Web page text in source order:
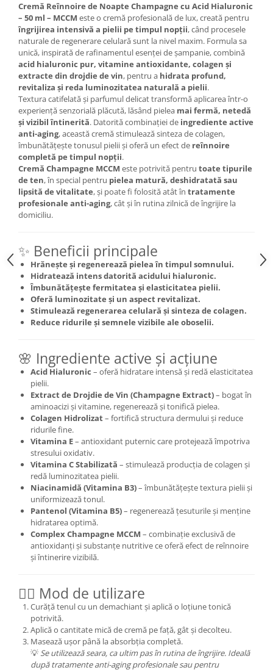
Cremă Reînnoire de Noapte Champagne cu Acid Hialuronic
– 50 ml – MCCM este o cremă profesională de lux, creată pentru
îngrijirea intensivă a pielii pe timpul nopții, când procesele
naturale de regenerare celulară sunt la nivel maxim. Formula sa
unică, inspirată de rafinamentul esenței de șampanie, combină
acid hialuronic pur, vitamine antioxidante, colagen și
extracte din drojdie de vin, pentru a hidrata profund,
revitaliza și reda luminozitatea naturală a pielii.
Textura catifelată și parfumul delicat transformă aplicarea într-o
experiență senzorială plăcută, lăsând pielea mai fermă, netedă
și vizibil întinerită. Datorită combinației de ingrediente active
anti-aging, această cremă stimulează sinteza de colagen,
îmbunătățește tonusul pielii și oferă un efect de reînnoire
completă pe timpul nopții.
Cremă Champagne MCCM este potrivită pentru toate tipurile
de ten, în special pentru pielea matură, deshidratată sau
lipsită de vitalitate, și poate fi folosită atât în tratamente
profesionale anti-aging, cât și în rutina zilnică de îngrijire la
domiciliu.
✨ Beneficii principale
Hrănește și regenerează pielea în timpul somnului.
Hidratează intens datorită acidului hialuronic.
Îmbunătățește fermitatea și elasticitatea pielii.
Oferă luminozitate și un aspect revitalizat.
Stimulează regenerarea celulară și sinteza de colagen.
Reduce ridurile și semnele vizibile ale oboselii.
🌸 Ingrediente active și acțiune
Acid Hialuronic – oferă hidratare intensă și redă elasticitatea
pielii.
Extract de Drojdie de Vin (Champagne Extract)– bogat în
aminoacizi și vitamine, regenerează și tonifică pielea.
Colagen Hidrolizat– fortifică structura dermului și reduce
ridurile fine.
Vitamina E– antioxidant puternic care protejează împotriva
stresului oxidativ.
Vitamina C Stabilizată – stimulează producția de colagen și
redă luminozitatea pielii.
Niacinamidă (Vitamina B3)– îmbunătățește textura pielii și
uniformizează tonul.
Pantenol (Vitamina B5)– regenerează țesuturile și menține
hidratarea optimă.
Complex Champagne MCCM – combinație exclusivă de
antioxidanți și substanțe nutritive ce oferă efect de reînnoire
și întinerire vizibilă.
💆‍♀️ Mod de utilizare
Curăță tenul cu un demachiant și aplică o loțiune tonică
potrivită.
Aplică o cantitate mică de cremă pe față, gât și decolteu.
Masează ușor până la absorbția completă.
💡 Se utilizează seara, ca ultim pas în rutina de îngrijire. Ideală
după tratamente anti-aging profesionale sau pentru